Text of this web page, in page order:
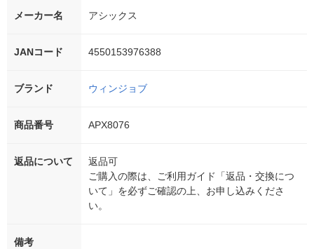
メーカー名 アシックス
JANコード 4550153976388
ブランド ウィンジョブ
商品番号 APX8076
返品について
返品可
ご購入の際は、ご利用ガイド「返品・交換につ
いて」を必ずご確認の上、お申し込みくださ
い。
備考